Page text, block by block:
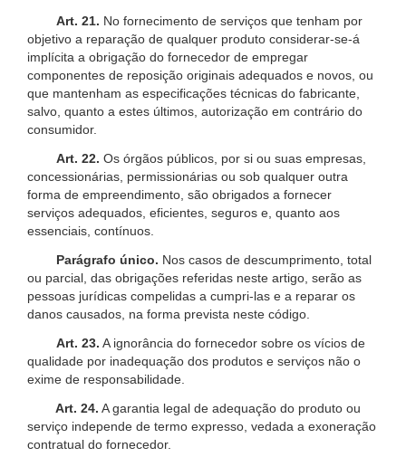
Art. 21. No fornecimento de serviços que tenham por
objetivo a reparação de qualquer produto considerar-se-á
implícita a obrigação do fornecedor de empregar
componentes de reposição originais adequados e novos, ou
que mantenham as especificações técnicas do fabricante,
salvo, quanto a estes últimos, autorização em contrário do
consumidor.
Art. 22. Os órgãos públicos, por si ou suas empresas,
concessionárias, permissionárias ou sob qualquer outra
forma de empreendimento, são obrigados a fornecer
serviços adequados, eficientes, seguros e, quanto aos
essenciais, contínuos.
Parágrafo único. Nos casos de descumprimento, total
ou parcial, das obrigações referidas neste artigo, serão as
pessoas jurídicas compelidas a cumpri-las e a reparar os
danos causados, na forma prevista neste código.
Art. 23. A ignorância do fornecedor sobre os vícios de
qualidade por inadequação dos produtos e serviços não o
exime de responsabilidade.
Art. 24. A garantia legal de adequação do produto ou
serviço independe de termo expresso, vedada a exoneração
contratual do fornecedor.